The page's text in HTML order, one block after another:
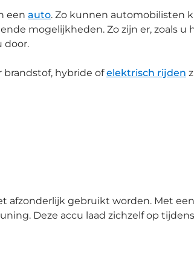
een auto. Zo kunnen automobilisten
mogelijkheden. Zo zijn er, zoals u
door.
hybride ofelektrisch rijden
gebruikt worden. Met
Deze accu laad zichzelf op